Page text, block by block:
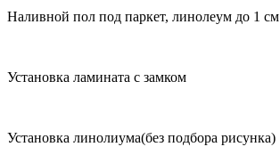
Наливной пол под паркет, линолеум до 1 см
Установка ламината с замком
Установка линолиума(без подбора рисунка)